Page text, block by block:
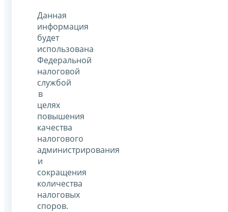
Данная
информация
будет
использована
Федеральной
налоговой
службой
в
целях
повышения
качества
налогового
администрирования
и
сокращения
количества
налоговых
споров.